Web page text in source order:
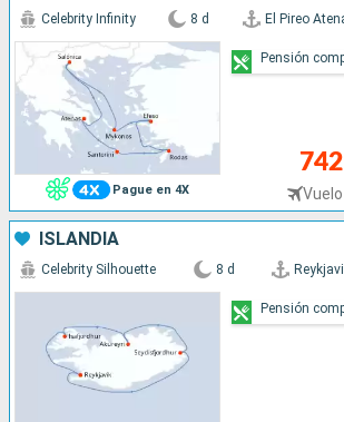
Pague en 4X
Celebrity Infinity 8 d El Pireo
Pensión
ISLANDIA
Celebrity Silhouette 8 d
Pensión